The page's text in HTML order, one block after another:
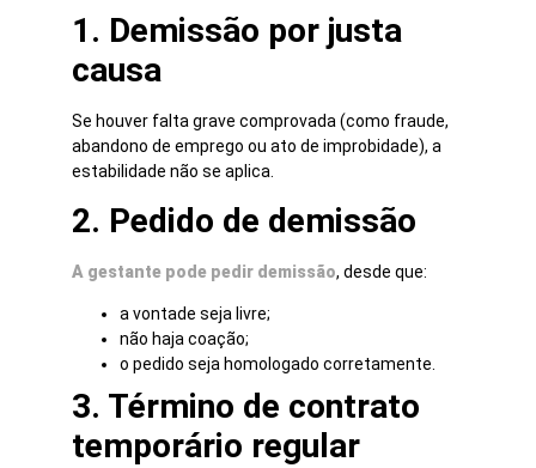
1. Demissão por justa
causa
Se houver falta grave comprovada (como fraude,
abandono de emprego ou ato de improbidade), a
estabilidade não se aplica.
2. Pedido de demissão
A gestante pode pedir demissão, desde que:
a vontade seja livre;
não haja coação;
o pedido seja homologado corretamente.
3. Término de contrato
temporário regular